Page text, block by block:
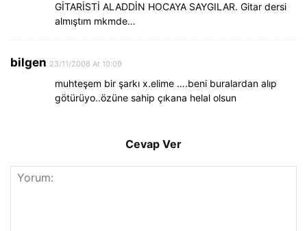
GİTARİSTİ ALADDİN HOCAYA SAYGILAR. Gitar dersi
almıştım mkmde…
bilgen 23/11/2008 At 10:09
muhteşem bir şarkı x.elime ….beni buralardan alıp
götürüyo..özüne sahip çıkana helal olsun
Cevap Ver